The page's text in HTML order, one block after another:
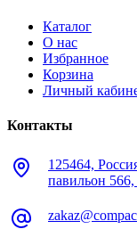
Каталог
О нас
Избранное
Корзина
Личный
Контакты
125464,
павильон